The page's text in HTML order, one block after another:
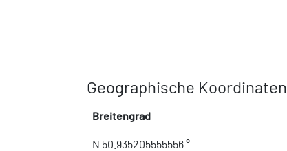
Geographische Koordinaten
Breitengrad
N 50.935205555556 °